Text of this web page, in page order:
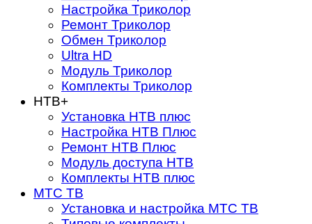
Настройка Триколор
Ремонт Триколор
Обмен Триколор
Ultra HD
Модуль Триколор
Комплекты Триколор
НТВ+
Установка НТВ плюс
Настройка НТВ Плюс
Ремонт НТВ Плюс
Модуль доступа НТВ
Комплекты НТВ плюс
МТС ТВ
Установка и настройка МТС ТВ